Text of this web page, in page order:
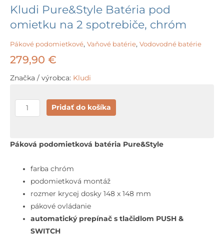
Kludi Pure&Style Batéria pod
omietku na 2 spotrebiče, chróm
Pákové podomietkové, Vaňové batérie, Vodovodné batérie
279,90 €
Značka / výrobca: Kludi
množstvo
Kludi
Batéria
omietku
spotrebiče,
chróm
Pridať do košíka
Páková podomietková batéria Pure&Style
farba chróm
podomietková montáž
rozmer krycej dosky 148 x 148 mm
pákové ovládanie
automatický prepínač s tlačidlom PUSH &
SWITCH